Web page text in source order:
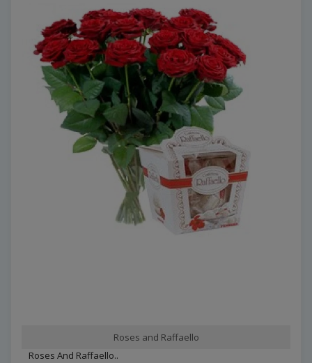
Roses and Raffaello
Roses And Raffaello..